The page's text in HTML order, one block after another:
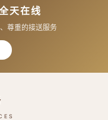
天在线
尊重的接送服务